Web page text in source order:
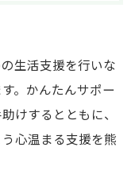
生活支援を行いな
。かんたんサポー
けするとともに、
心温まる支援を熊